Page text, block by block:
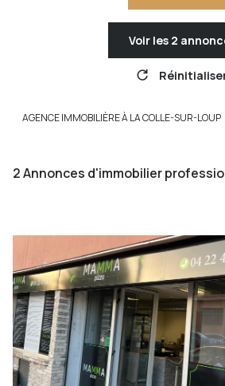
Voir les 2
AGENCE IMMOBILIÈRE À LA COLLE-SUR-LOUP
2Annonces d'immobilier